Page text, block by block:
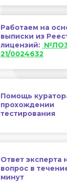
Работаем на
выписки из
лицензий:
21/0024632
Помощь
прохождении
тестирования
Ответ эксперта
вопрос в
минут